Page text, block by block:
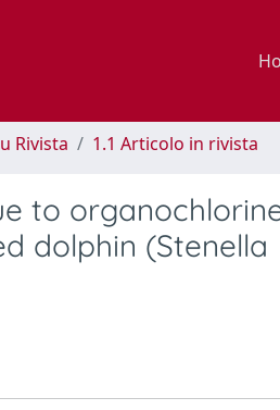
Rivista 1.1 Articolo in rivista
to
dolphin (Stenella